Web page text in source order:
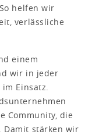
helfen wir
verlässliche
einem
wir in jeder
Einsatz.
Community, die
Damit stärken wir